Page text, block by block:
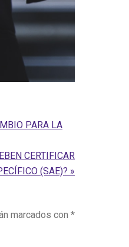
PARA LA
CERTIFICAR
(SAE)? »
marcados con *